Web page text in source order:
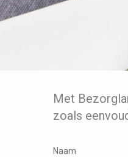
Met
zoals
Naam